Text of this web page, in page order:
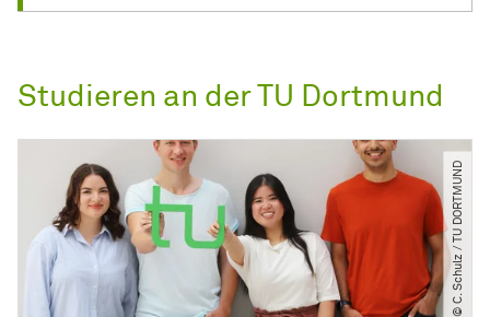
Studieren an der TU Dortmund
© C. Schulz ​/​ TU DORTMUND